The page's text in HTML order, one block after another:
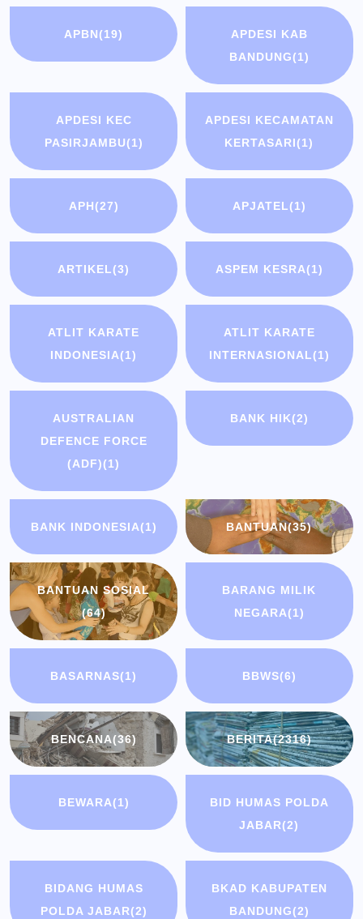
APBN(19)
APDESI KAB
BANDUNG(1)
APDESI KEC
PASIRJAMBU(1)
APDESI KECAMATAN
KERTASARI(1)
APH(27) APJATEL(1)
ARTIKEL(3) ASPEM KESRA(1)
ATLIT KARATE
INDONESIA(1)
ATLIT KARATE
INTERNASIONAL(1)
AUSTRALIAN
DEFENCE FORCE
(ADF)(1)
BANK HIK(2)
BANK INDONESIA(1) BANTUAN(35)
BANTUAN SOSIAL
(64)
BARANG MILIK
NEGARA(1)
BASARNAS(1) BBWS(6)
BENCANA(36) BERITA(2316)
BEWARA(1)
BID HUMAS POLDA
JABAR(2)
BIDANG HUMAS
POLDA JABAR(2)
BKAD KABUPATEN
BANDUNG(2)